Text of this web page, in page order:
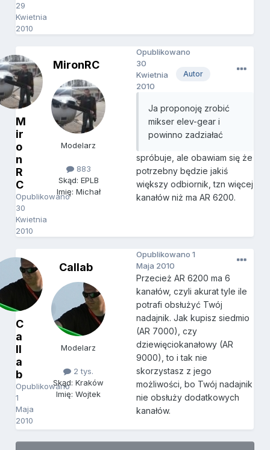
29
Kwietnia
2010
M
ir
o
n
R
C
Opublikowano
30
Kwietnia
2010
MironRC
Modelarz
883
Skąd: EPLB
Imię: Michał
Autor
Opublikowano
30
Kwietnia
2010
Ja proponoję zrobić
mikser elev-gear i
powinno zadziałać
spróbuje, ale obawiam się że
potrzebny będzie jakiś
większy odbiornik, tzn więcej
kanałów niż ma AR 6200.
C
a
ll
a
b
Opublikowano
1
Maja
2010
Callab
Modelarz
2 tys.
Skąd: Kraków
Imię: Wojtek
Opublikowano1
Maja 2010
Przecież AR 6200 ma 6
kanałów, czyli akurat tyle ile
potrafi obsłużyć Twój
nadajnik. Jak kupisz siedmio
(AR 7000), czy
dziewięciokanałowy (AR
9000), to i tak nie
skorzystasz z jego
możliwości, bo Twój nadajnik
nie obsłuży dodatkowych
kanałów.